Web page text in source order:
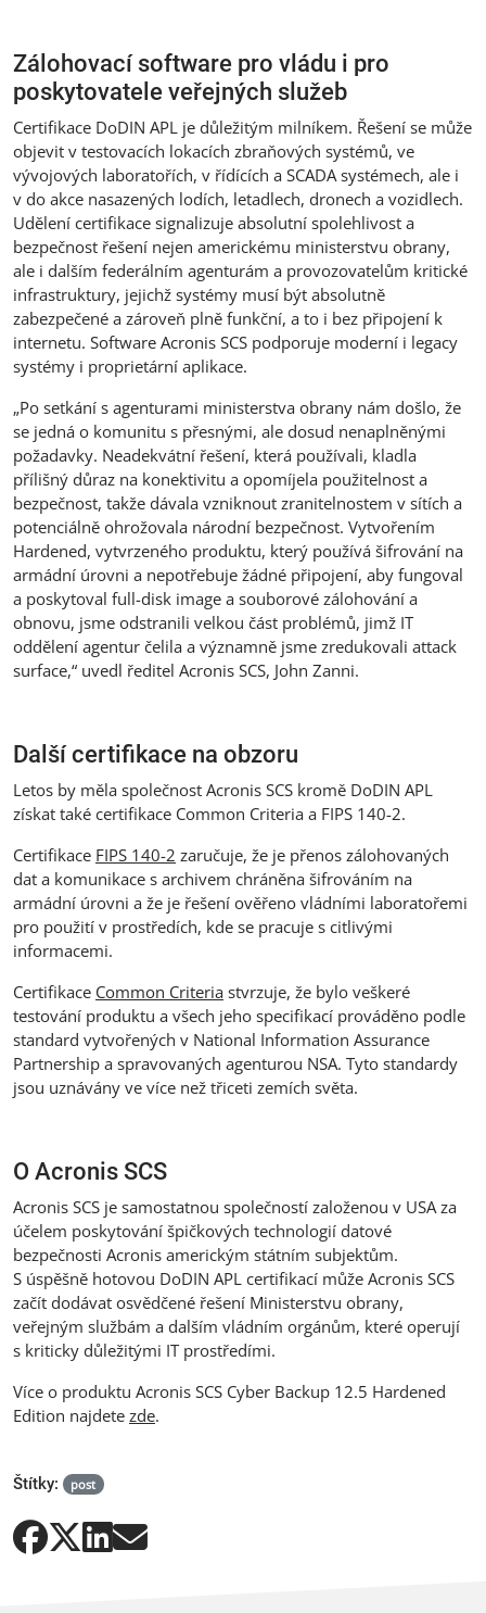
Zálohovací software pro vládu i pro
poskytovatele veřejných služeb
Certifikace DoDIN APL je důležitým milníkem. Řešení se může
objevit v testovacích lokacích zbraňových systémů, ve
vývojových laboratořích, v řídících a SCADA systémech, ale i
v do akce nasazených lodích, letadlech, dronech a vozidlech.
Udělení certifikace signalizuje absolutní spolehlivost a
bezpečnost řešení nejen americkému ministerstvu obrany,
ale i dalším federálním agenturám a provozovatelům kritické
infrastruktury, jejichž systémy musí být absolutně
zabezpečené a zároveň plně funkční, a to i bez připojení k
internetu. Software Acronis SCS podporuje moderní i legacy
systémy i proprietární aplikace.
„Po setkání s agenturami ministerstva obrany nám došlo, že
se jedná o komunitu s přesnými, ale dosud nenaplněnými
požadavky. Neadekvátní řešení, která používali, kladla
přílišný důraz na konektivitu a opomíjela použitelnost a
bezpečnost, takže dávala vzniknout zranitelnostem v sítích a
potenciálně ohrožovala národní bezpečnost. Vytvořením
Hardened, vytvrzeného produktu, který používá šifrování na
armádní úrovni a nepotřebuje žádné připojení, aby fungoval
a poskytoval full-disk image a souborové zálohování a
obnovu, jsme odstranili velkou část problémů, jimž IT
oddělení agentur čelila a významně jsme zredukovali attack
surface,“ uvedl ředitel Acronis SCS, John Zanni.
Další certifikace na obzoru
Letos by měla společnost Acronis SCS kromě DoDIN APL
získat také certifikace Common Criteria a FIPS 140-2.
Certifikace FIPS 140-2 zaručuje, že je přenos zálohovaných
dat a komunikace s archivem chráněna šifrováním na
armádní úrovni a že je řešení ověřeno vládními laboratořemi
pro použití v prostředích, kde se pracuje s citlivými
informacemi.
Certifikace Common Criteria stvrzuje, že bylo veškeré
testování produktu a všech jeho specifikací prováděno podle
standard vytvořených v National Information Assurance
Partnership a spravovaných agenturou NSA. Tyto standardy
jsou uznávány ve více než třiceti zemích světa.
O Acronis SCS
Acronis SCS je samostatnou společností založenou v USA za
účelem poskytování špičkových technologií datové
bezpečnosti Acronis americkým státním subjektům.
S úspěšně hotovou DoDIN APL certifikací může Acronis SCS
začít dodávat osvědčené řešení Ministerstvu obrany,
veřejným službám a dalším vládním orgánům, které operují
s kriticky důležitými IT prostředími.
Více o produktu Acronis SCS Cyber Backup 12.5 Hardened
Edition najdete zde.
Štítky: post